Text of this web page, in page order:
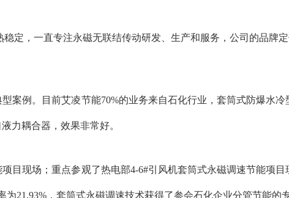
定，一直专注永磁无联结传动研发、生产和服务，公司的品牌
案例。目前艾凌节能70%的业务来自石化行业，套筒式防爆水
力耦合器，效果非常好。
目现场；重点参观了热电部4-6#引风机套筒式永磁调速节能项
21.93%，套筒式永磁调速技术获得了参会石化企业分管节能的